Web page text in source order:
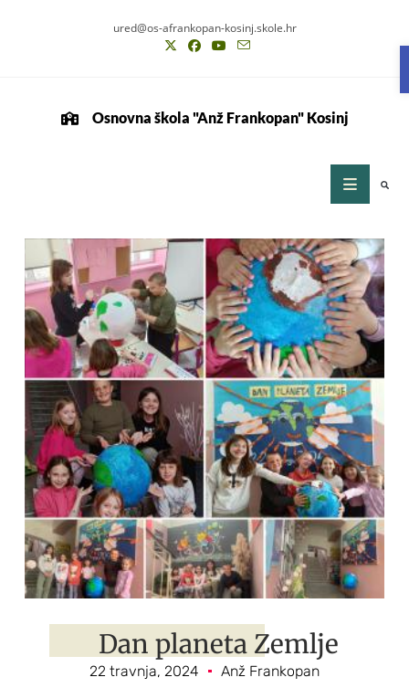
ured@os-afrankopan-kosinj.skole.hr
Osnovna škola "Anž Frankopan" Kosinj
Dan planeta Zemlje
22 travnja, 2024 Anž Frankopan